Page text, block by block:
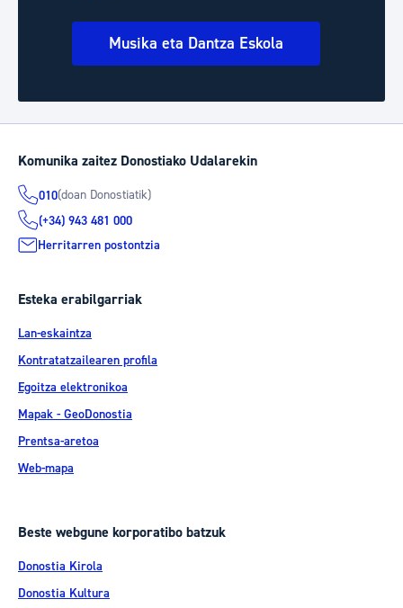
Musika eta Dantza Eskola
Komunika zaitez Donostiako Udalarekin
010(doan Donostiatik)
(+34) 943 481 000
Herritarren postontzia
Esteka erabilgarriak
Lan-eskaintza
Kontratatzailearen profila
Egoitza elektronikoa
Mapak - GeoDonostia
Prentsa-aretoa
Web-mapa
Beste webgune korporatibo batzuk
Donostia Kirola
Donostia Kultura